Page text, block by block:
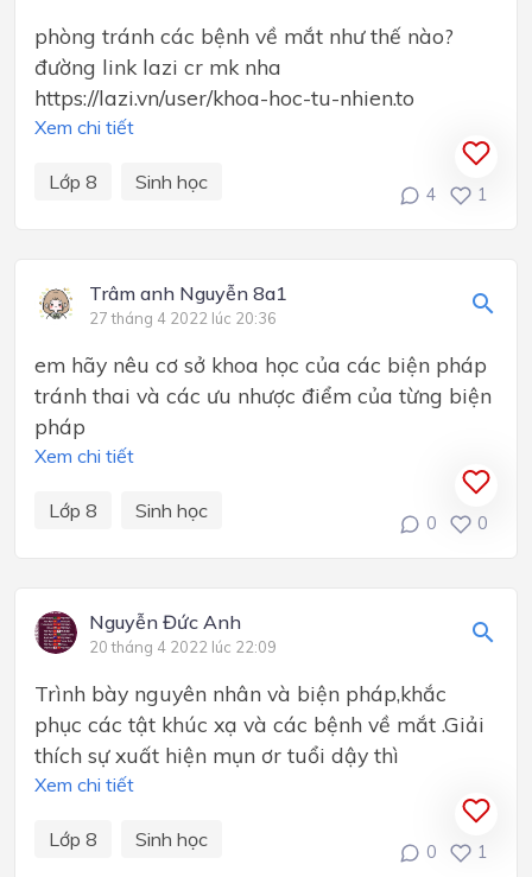
phòng tránh các bệnh về mắt như thế nào?
đường link lazi cr mk nha
https://lazi.vn/user/khoa-hoc-tu-nhien.to
Xem chi tiết
Lớp 8 Sinh học
4 1
Trâm anh Nguyễn 8a1
27 tháng 4 2022 lúc 20:36
em hãy nêu cơ sở khoa học của các biện pháp
tránh thai và các ưu nhược điểm của từng biện
pháp
Xem chi tiết
Lớp 8 Sinh học
0 0
Nguyễn Đức Anh
20 tháng 4 2022 lúc 22:09
Trình bày nguyên nhân và biện pháp,khắc
phục các tật khúc xạ và các bệnh về mắt .Giải
thích sự xuất hiện mụn ơr tuổi dậy thì
Xem chi tiết
Lớp 8 Sinh học
0 1